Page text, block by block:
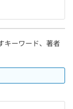
キーワード、著者